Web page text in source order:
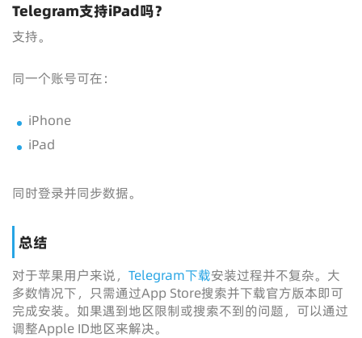
Telegram支持iPad吗？
支持。
同一个账号可在：
iPhone
iPad
同时登录并同步数据。
总结
对于苹果用户来说， Telegram下载安装过程并不复杂。大
多数情况下，只需通过App Store搜索并下载官方版本即可
完成安装。如果遇到地区限制或搜索不到的问题，可以通过
调整Apple ID地区来解决。